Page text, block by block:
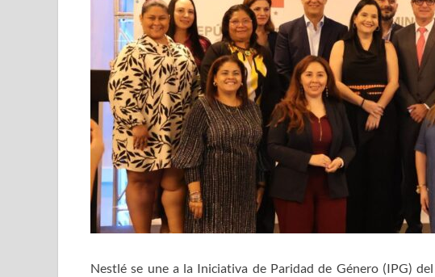
Nestlé se une a la Iniciativa de Paridad de Género (IPG)